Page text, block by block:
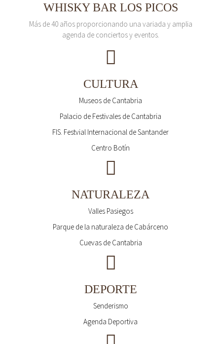
WHISKY BAR LOS PICOS
Más de 40 años proporcionando una variada y amplia
agenda de conciertos y eventos.
CULTURA
Museos de Cantabria
Palacio de Festivales de Cantabria
FIS. Festvial Internacional de Santander
Centro Botín
NATURALEZA
Valles Pasiegos
Parque de la naturaleza de Cabárceno
Cuevas de Cantabria
DEPORTE
Senderismo
Agenda Deportiva